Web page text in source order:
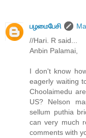
பழமைபேசி
//Hari. R said...
Anbin Palamai,
I don't know
eagerly waiting
Choolaimedu
US? Nelson
sellum puthia
can very much
comments with